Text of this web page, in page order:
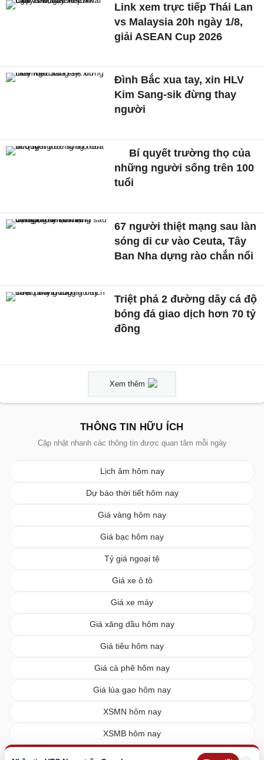
Link xem trực tiếp Thái Lan
vs Malaysia 20h ngày 1/8,
giải ASEAN Cup 2026
Đình Bắc xua tay, xin HLV
Kim Sang-sik đừng thay
người
Bí quyết trường thọ của
những người sống trên 100
tuổi
67 người thiệt mạng sau làn
sóng di cư vào Ceuta, Tây
Ban Nha dựng rào chắn nổi
Triệt phá 2 đường dây cá độ
bóng đá giao dịch hơn 70 tỷ
đồng
Xem thêm
THÔNG TIN HỮU ÍCH
Cập nhật nhanh các thông tin được quan tâm mỗi ngày
Lịch âm hôm nay
Dự báo thời tiết hôm nay
Giá vàng hôm nay
Giá bạc hôm nay
Tỷ giá ngoại tệ
Giá xe ô tô
Giá xe máy
Giá xăng dầu hôm nay
Giá tiêu hôm nay
Giá cà phê hôm nay
Giá lúa gạo hôm nay
XSMN hôm nay
XSMB hôm nay